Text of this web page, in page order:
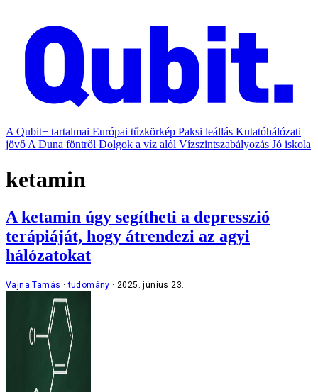
A Qubit+ tartalmai Európai tűzkörkép Paksi leállás Kutatóhálózati
jövő A Duna föntről Dolgok a víz alól Vízszintszabályozás Jó iskola
ketamin
A ketamin úgy segítheti a depresszió
terápiáját, hogy átrendezi az agyi
hálózatokat
Vajna Tamás tudomány 2025. június 23.